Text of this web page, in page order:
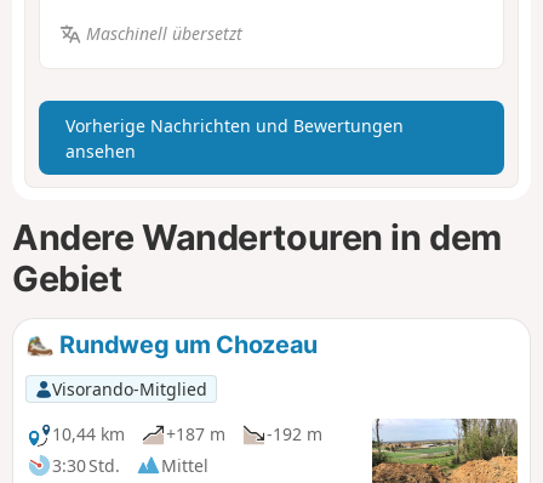
Maschinell übersetzt
Vorherige Nachrichten und Bewertungen
ansehen
Andere Wandertouren in dem
Gebiet
Rundweg um Chozeau
Visorando-Mitglied
10,44 km
+187 m
-192 m
3:30 Std.
Mittel